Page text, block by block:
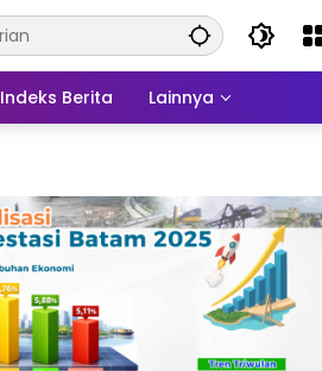
Indeks Berita Lainnya